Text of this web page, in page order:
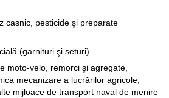
casnic, pesticide şi preparate
(garnituri şi seturi).
moto-velo, remorci şi agregate,
mecanizare a lucrărilor agricole,
mijloace de transport naval de menire